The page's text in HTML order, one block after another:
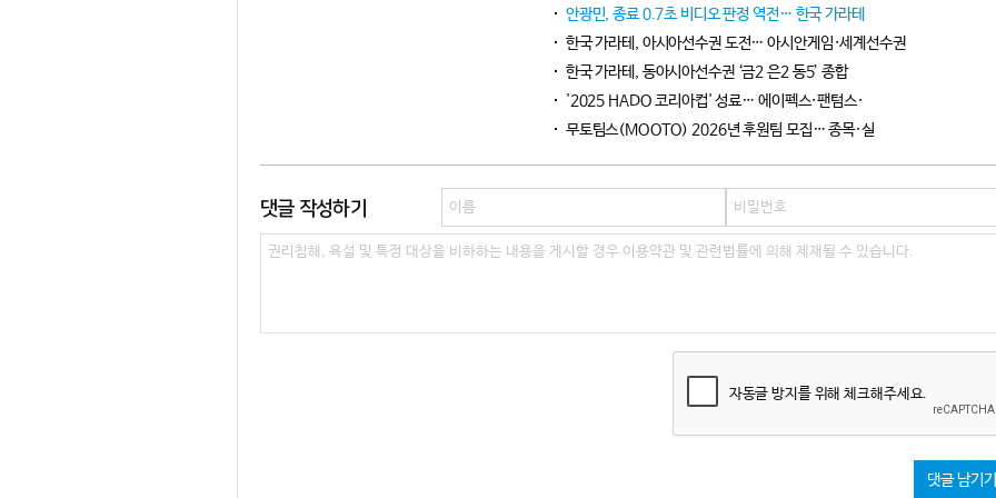
안광민, 종료 0.7초 비디오 판정 역전… 한국 가라테
한국 가라테, 아시아선수권 도전… 아시안게임·세계선수권
한국 가라테, 동아시아선수권 ‘금2 은2 동5’ 종합
'2025 HADO 코리아컵' 성료… 에이펙스·팬텀스·
무토팀스(MOOTO) 2026년 후원팀 모집… 종목·실
댓글 작성하기
자동글 방지를 위해 체크해주세요.
댓글 남기기